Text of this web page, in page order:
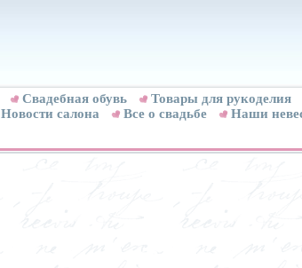
Свадебная обувь Товары для рукоделия
Новости салона Все о свадьбе Наши